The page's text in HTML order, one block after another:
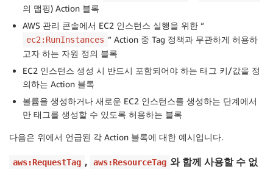
의 맵핑) Action 블록
AWS 관리 콘솔에서 EC2 인스턴스 실행을 위한 “
ec2:RunInstances ” Action 중 Tag 정책과 무관하게 허용하
고자 하는 자원 정의 블록
EC2 인스턴스 생성 시 반드시 포함되어야 하는 태그 키/값을 정
의하는 Action 블록
볼륨을 생성하거나 새로운 EC2 인스턴스를 생성하는 단계에서
만 태그를 생성할 수 있도록 허용하는 블록
다음은 위에서 언급된 각 Action 블록에 대한 예시입니다.
aws:RequestTag , aws:ResourceTag 와 함께 사용할 수 없